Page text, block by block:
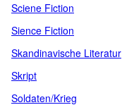
Sciene Fiction
Sience Fiction
Skandinavische Literatur
Skript
Soldaten/Krieg